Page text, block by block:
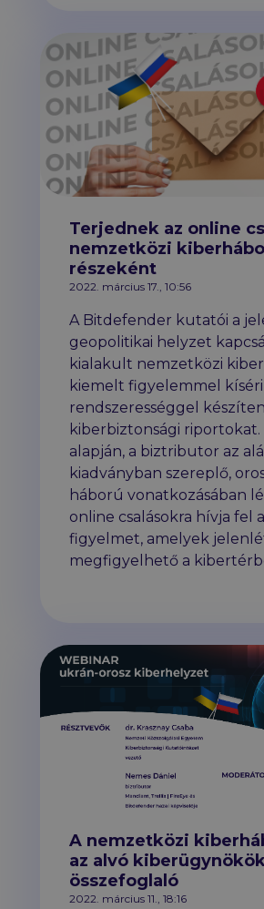
Terjednek az online
nemzetközi
részeként
2022. március 17., 10:56
A Bitdefender kutatói a
geopolitikai helyzet
kialakult nemzetközi
kiemelt figyelemmel
rendszerességgel
kiberbiztonsági riportokat.
alapján, a biztributor az
kiadványban szereplő,
háború vonatkozásában
online csalásokra hívja fel a
figyelmet, amelyek
megfigyelhető a
A nemzetközi
az alvó
összefoglaló
2022. március 11., 18:16